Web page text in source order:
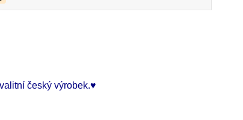
český výrobek.♥